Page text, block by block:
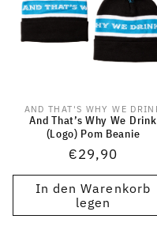
e
Anbieter:
AND THAT'S WHY WE
And That’s Why We Drink
(Logo) Pom Beanie
Normaler
Preis
€29,90
In den Warenkorb
legen